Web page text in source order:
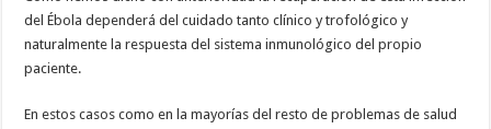
del Ébola dependerá del cuidado tanto clínico y trofológico y
naturalmente la respuesta del sistema inmunológico del propio
paciente.
En estos casos como en la mayorías del resto de problemas de salud